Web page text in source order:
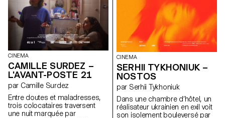
CINEMA
CAMILLE SURDEZ –
L'AVANT-POSTE 21
par Camille Surdez
Entre doutes et maladresses,
trois colocataires traversent
une nuit marquée par
CINEMA
SERHII TYKHONIUK –
NOSTOS
par Serhii Tykhoniuk
Dans une chambre d’hôtel, un
réalisateur ukrainien en exil voit
son isolement bouleversé par